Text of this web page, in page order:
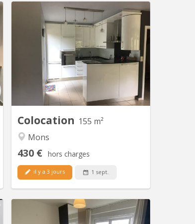
Colocation 155 m²
Mons
430 € hors charges
il y a 3 jours 1 sept.
KM 1713
👩‍🎓 - 👨‍🎓 Colocation pour étudiant(e)
: UNE chambre disponible dans ce
magnifique appartement duplex de 155
m² comprenant 3 chambres. A
quelques minutes à pied de l'UMONS
(plaine de Nimy) et du centre ville, une
chambre (15 m²) est proposée à la
location. L'appartement est composé
KM 1909